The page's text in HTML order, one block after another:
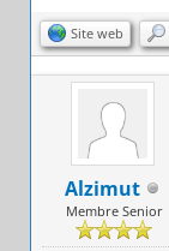
Site web
Alzimut
Membre Senior